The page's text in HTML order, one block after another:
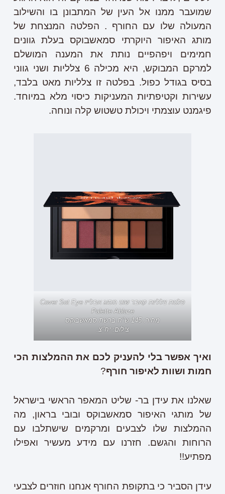
שמועבר ממנו אל העין של המתבונן בו והשילוב
המעולה שלו עם החורף . הפלטה המנצחת של
מותג האיפור היוקרתי סמאשבוקס בעלת גוונים
חמימים ויפהפיים נותת את המענה המושלם
למרקם המבוקש, היא מכילה 6 צלליות ושני גווני
בסיס בגודל כפול. בפלטה זו צלליות מאט בלבד,
עשירות וקטיפתיות המעניקות כיסוי מלא במיוחד.
פיגמנט עוצמתי ויכולת טשטוש קלה ונוחה.
פלטת צלליות קאבר שוט מסוג אבלייז Cover Sot Eye
Palette Ablaze
מחיר: 145 ש"ח ברשת סמאשבוקס
צילום: יח"צ.
ואיך אפשר בלי להעניק לכם את ההמלצות הכי
חמות ושוות לאיפור חורף?
שאלנו את עידן בר- שליט המאפר הראשי בישראל
של מותגי האיפור סמאשבוקס ובובי בראון, מה
ההמלצות שלו לצבעים ומרקמים שישתלבו עם
הרוחות והגשם. חזרנו עם מידע מעשיר ואפילו
מפתיע!!
עידן הסביר כי בתקופת החורף אנחנו חוזרים לצבעי